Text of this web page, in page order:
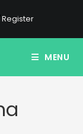
Register
MENU